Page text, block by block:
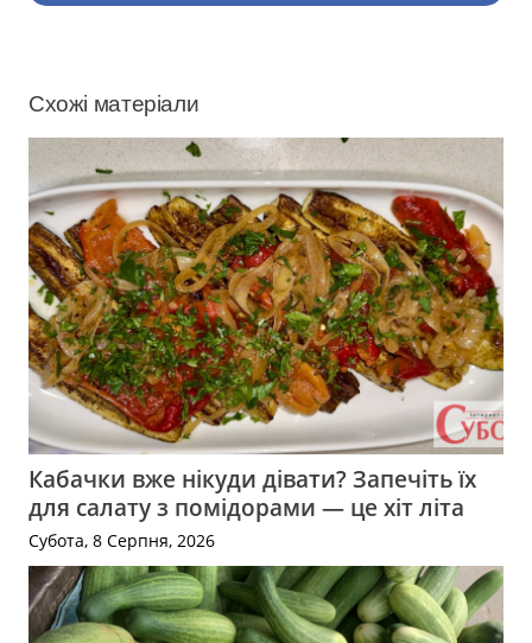
Схожі матеріали
Кабачки вже нікуди дівати? Запечіть їх
для салату з помідорами — це хіт літа
Субота, 8 Серпня, 2026